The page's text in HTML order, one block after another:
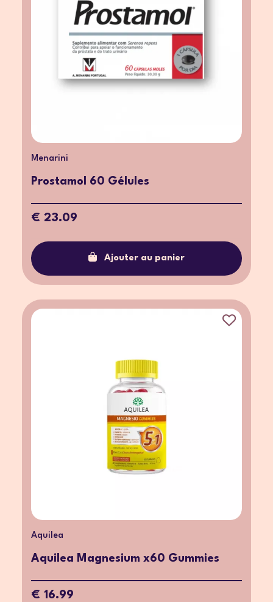
Menarini
Prostamol 60 Gélules
€ 23.09
Ajouter au panier
Aquilea
Aquilea Magnesium x60 Gummies
€ 16.99